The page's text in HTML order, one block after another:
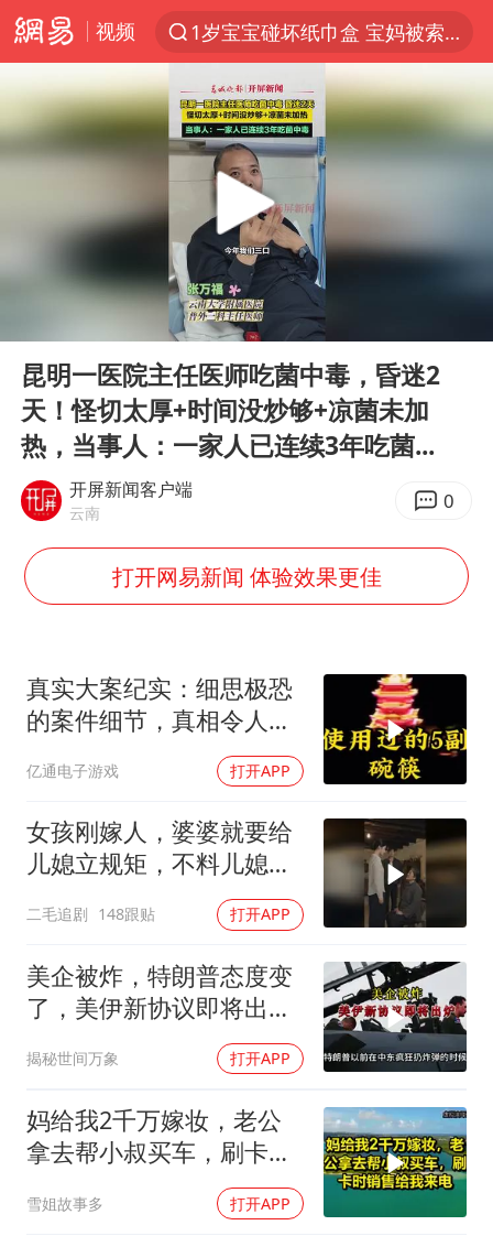
视频
1岁宝宝碰坏纸巾盒 宝妈被索赔924元
Meta被判支付5.67亿美元
台风白海豚逼近 暴雨大暴雨来袭
阿根廷足协发文力挺因凡蒂诺
中国稀土盘中涨停
21楼高空抛物嫌疑人被拘留
日韩股市高开跳水 SK海力士下挫转跌
“深圳地面沉降致车辆损坏”不实
男子结婚8年发现3个女儿均非亲生
奋进开新局 实干挑大梁
Play
昆明一医院主任医师吃菌中毒，昏迷2
天！怪切太厚+时间没炒够+凉菌未加
热，当事人：一家人已连续3年吃菌...
开屏新闻客户端
云南 0
打开网易新闻 体验效果更佳
真实大案纪实：细思极恐
的案件细节，真相令人脊
亿通电子游戏 打开APP
女孩刚嫁人，婆婆就要给
儿媳立规矩，不料儿媳不
二毛追剧 148跟贴 打开APP
美企被炸，特朗普态度变
了，美伊新协议即将出
炉？又被中方说中了
揭秘世间万象 打开APP
妈给我2千万嫁妆，老公
拿去帮小叔买车，刷卡时
雪姐故事多 打开APP